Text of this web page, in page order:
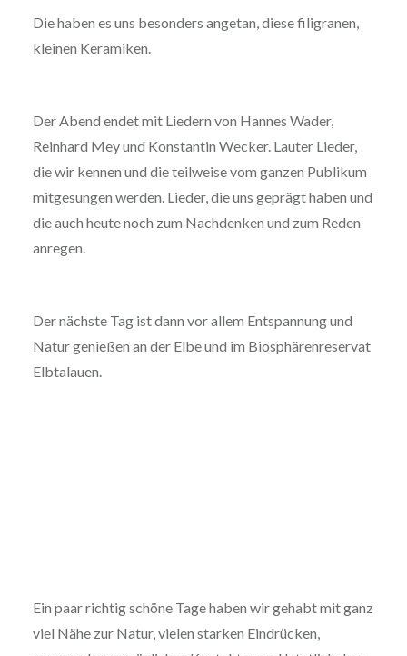
Die haben es uns besonders angetan, diese filigranen,
kleinen Keramiken.
Der Abend endet mit Liedern von Hannes Wader,
Reinhard Mey und Konstantin Wecker. Lauter Lieder,
die wir kennen und die teilweise vom ganzen Publikum
mitgesungen werden. Lieder, die uns geprägt haben und
die auch heute noch zum Nachdenken und zum Reden
anregen.
Der nächste Tag ist dann vor allem Entspannung und
Natur genießen an der Elbe und im Biosphärenreservat
Elbtalauen.
Ein paar richtig schöne Tage haben wir gehabt mit ganz
viel Nähe zur Natur, vielen starken Eindrücken,